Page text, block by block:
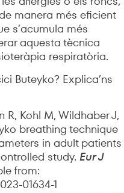
manera més eficient
s’acumula més
aquesta tècnica
respiratòria.
Buteyko? Explica’ns
R, Kohl M, Wildhaber J,
breathing technique
in adult patients
study. Eur J
from:
01634-1